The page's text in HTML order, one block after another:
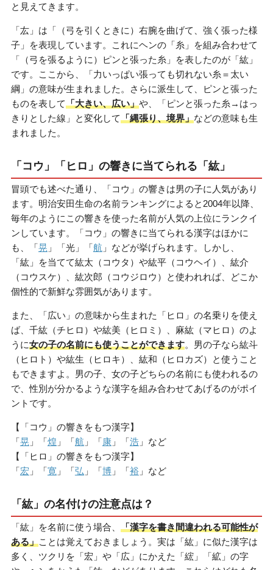
と見えてきます。
「厷」は「（弓を引くときに）右腕を曲げて、強く張った様
子」を表現しています。これにヘンの「糸」を組み合わせて
「（弓を張るように）ピンと張った糸」を表したのが「紘」
です。ここから、「力いっぱい張っても切れない糸＝太い
綱」の意味が生まれました。さらに派生して、ピンと張った
ものを表して「大きい、広い」や、「ピンと張った糸→はっ
きりとした線」と変化して「縄張り、境界」などの意味も生
まれました。
「コウ」「ヒロ」の響きに当てられる「紘」
冒頭でも述べた通り、「コウ」の響きは男の子に人気があり
ます。明治安田生命の名前ランキングによると2004年以降、
毎年のようにこの響きを使った名前が人気の上位にランクイ
ンしています。「コウ」の響きに当てられる漢字はほかに
も、「晃 」「光」「航 」などが挙げられます。しかし、
「紘」を当てて紘太（コウタ）や紘平（コウヘイ）、紘介
（コウスケ）、紘次郎（コウジロウ）と使われれば、どこか
個性的で新鮮な雰囲気があります。
また、「広い」の意味から生まれた「ヒロ」の名乗りを使え
ば、千紘（チヒロ）や紘美（ヒロミ）、麻紘（マヒロ）のよ
うに女の子の名前にも使うことができます。男の子なら紘斗
（ヒロト）や紘生（ヒロキ）、紘和（ヒロカズ）と使うこと
もできますよ。男の子、女の子どちらの名前にも使われるの
で、性別が分かるような漢字を組み合わせてあげるのがポイ
ントです。
【「コウ」の響きをもつ漢字】
「晃 」「煌 」「航 」「康」「浩」など
【「ヒロ」の響きをもつ漢字】
「宏 」「寛 」「弘 」「博」「裕」など
「紘」の名付けの注意点は？
「紘」を名前に使う場合、 「漢字を書き間違われる可能性が
ある」ことは覚えておきましょう。実は「紘」に似た漢字は
多く、ツクリを「宏」や「広」にかえた「綋」「絋」の字